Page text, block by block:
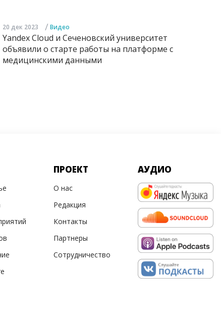
20 дек 2023 / Видео
Yandex Cloud и Сеченовский университет
объявили о старте работы на платформе с
медицинскими данными
ПРОЕКТ
О нас
Редакция
Контакты
Партнеры
Сотрудничество
АУДИО